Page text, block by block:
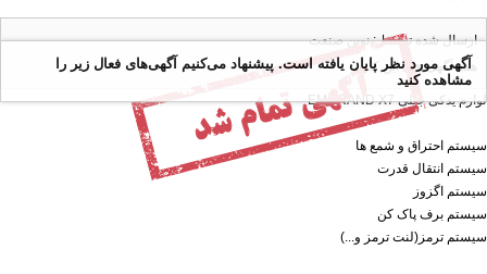
ارسال شده توسط : نوین صنعت
همه آگهی های این کاربر
لوازم یدکی جیلی EMGRAND X7
سیستم احتراق و شمع ها
سیستم انتقال قدرت
سیستم اگزوز
سیستم برف پاک کن
سیستم ترمز(لنت ترمز و...)
آگهی مورد نظر پایان یافته است. پیشنهاد می‌کنیم آگهی‌های فعال زیر را
مشاهده کنید